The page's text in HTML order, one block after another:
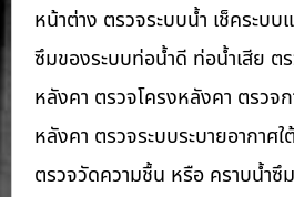
หน้าต่าง​ ตรวจระบบน้ำ เช็คระบบ
ซึมของระบบท่อน้ำ​ดี ท่อน้ำ​เสีย ตร
หลังคา ตรวจโครงหลังคา ตรวจ
หลังคา ตรวจระบบระบายอากาศ
ตรวจวัดความชื้น หรือ คราบน้ำซึ